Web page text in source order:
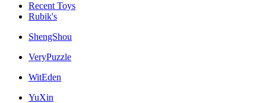
Recent Toys
Rubik's
ShengShou
VeryPuzzle
WitEden
YuXin